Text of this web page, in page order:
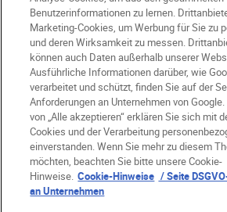
Weitwinkelaufnahme zu
Wenn man näher
Bild oft viel durchdachter.
Verhaltet euch so
möglich, denn es ist
dass ihr den Aufenthalt
nicht stört. Versucht
Hintergrund einzufügen –
unauffällig, dass die
bemerken, dass ihr da seid.
Benutzerinformationen zu lernen.
Marketing-Cookies, um Werbung für Sie zu
und deren Wirksamkeit zu messen.
können auch Daten außerhalb unserer
Ausführliche Informationen darüber, wie
verarbeitet und schützt, finden Sie auf der
Anforderungen an Unternehmen von
von „Alle akzeptieren“ erklären Sie sich mit
Cookies und der Verarbeitung
einverstanden. Wenn Sie mehr zu diesem
möchten, beachten Sie bitte unsere Cookie-
Hinweise. Cookie-Hinweise / Seite
an Unternehmen